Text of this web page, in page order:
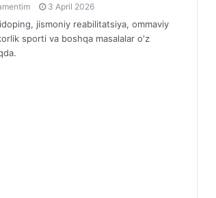
3 April 2026
jismoniy reabilitatsiya, ommaviy
sporti va boshqa masalalar o'z